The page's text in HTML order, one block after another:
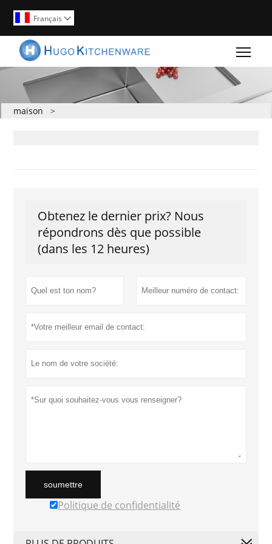
Français 
maison >
Obtenez le dernier prix? Nous
répondrons dès que possible
(dans les 12 heures)
soumettre
Politique de confidentialité